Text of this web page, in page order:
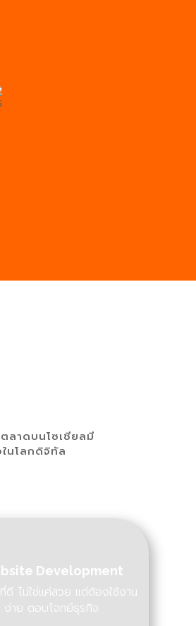
ลาดบนโซเชียลมี
นโลกดิจิทัล
Development
ดี ไม่ใช่แค่สวย แต่ต้องใช้งาน
ง่าย ตอบโจทย์ธุรกิจ